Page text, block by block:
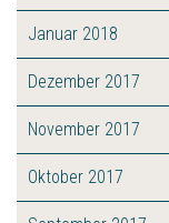
Januar 2018
Dezember 2017
November 2017
Oktober 2017